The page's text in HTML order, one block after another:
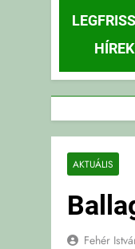
Erdei
1 Nap Ezelőtt
AKTUÁLIS
Fehér